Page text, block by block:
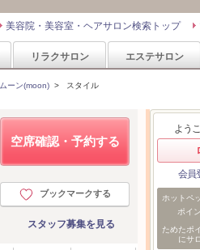
美容院・美容室・ヘアサロン検索トップ
リラクサロン エステサロン
ムーン(moon) > スタイル
空席確認・予約する
ブックマークする
スタッフ募集を見る
よう
会員
ホットペ
ポイ
ためたポ
にサ